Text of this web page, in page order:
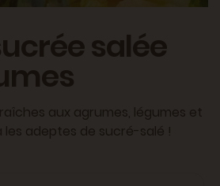
salée
aux agrumes, légumes et
adeptes de sucré-salé !